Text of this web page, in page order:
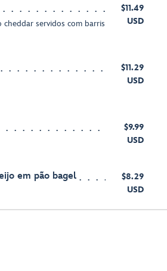
servidos com barris
$11.49
USD
$11.29
USD
$9.99
USD
em pão bagel
$8.29
USD